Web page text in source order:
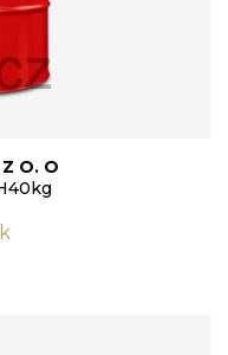
O. O